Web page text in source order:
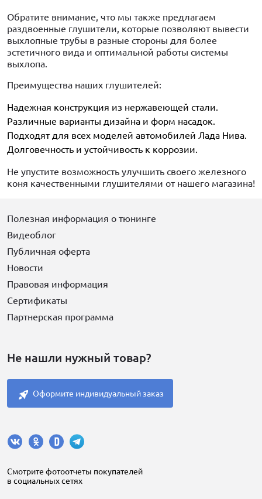
Обратите внимание, что мы также предлагаем
раздвоенные глушители, которые позволяют вывести
выхлопные трубы в разные стороны для более
эстетичного вида и оптимальной работы системы
выхлопа.
Преимущества наших глушителей:
Надежная конструкция из нержавеющей стали.
Различные варианты дизайна и форм насадок.
Подходят для всех моделей автомобилей Лада Нива.
Долговечность и устойчивость к коррозии.
Не упустите возможность улучшить своего железного
коня качественными глушителями от нашего магазина!
Полезная информация о тюнинге
Видеоблог
Публичная оферта
Новости
Правовая информация
Сертификаты
Партнерская программа
Не нашли нужный товар?
Оформите индивидуальный заказ
Cмотрите фотоотчеты покупателей
в социальных сетях